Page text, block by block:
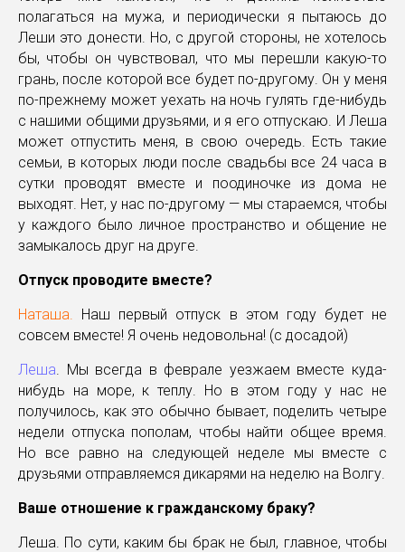
полагаться на мужа, и периодически я пытаюсь до
Леши это донести. Но, с другой стороны, не хотелось
бы, чтобы он чувствовал, что мы перешли какую-то
грань, после которой все будет по-другому. Он у меня
по-прежнему может уехать на ночь гулять где-нибудь
с нашими общими друзьями, и я его отпускаю. И Леша
может отпустить меня, в свою очередь. Есть такие
семьи, в которых люди после свадьбы все 24 часа в
сутки проводят вместе и поодиночке из дома не
выходят. Нет, у нас по-другому — мы стараемся, чтобы
у каждого было личное пространство и общение не
замыкалось друг на друге.
Отпуск проводите вместе?
Наташа. Наш первый отпуск в этом году будет не
совсем вместе! Я очень недовольна! (с досадой)
Леша . Мы всегда в феврале уезжаем вместе куда-
нибудь на море, к теплу. Но в этом году у нас не
получилось, как это обычно бывает, поделить четыре
недели отпуска пополам, чтобы найти общее время.
Но все равно на следующей неделе мы вместе с
друзьями отправляемся дикарями на неделю на Волгу.
Ваше отношение к гражданскому браку?
Леша. По сути, каким бы брак не был, главное, чтобы